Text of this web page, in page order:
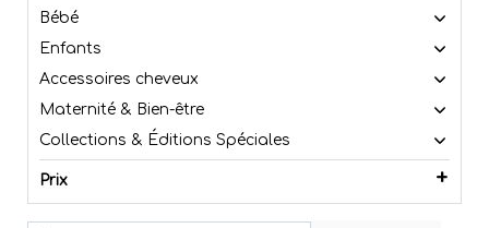
Bébé
Enfants
Accessoires cheveux
Maternité & Bien-être
Collections & Éditions Spéciales
Prix